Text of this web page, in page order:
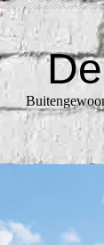
De
Buitengewoon